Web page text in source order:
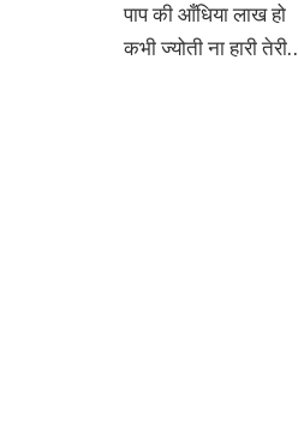
पाप की आँधिया लाख हो
कभी ज्योती ना हारी तेरी..